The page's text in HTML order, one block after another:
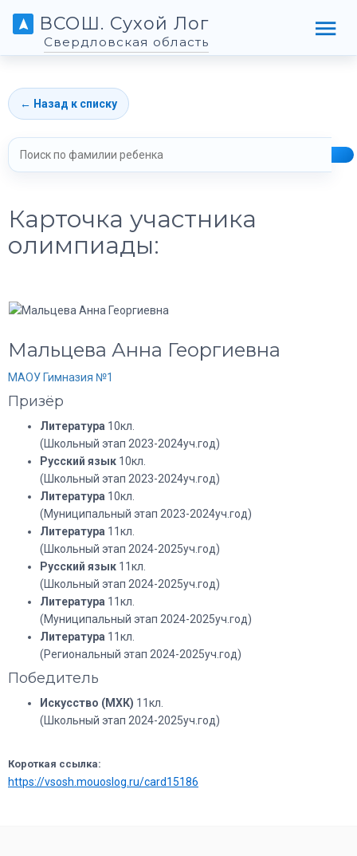
ВСОШ. Сухой Лог
Свердловская область
← Назад к списку
Карточка участника
олимпиады:
Мальцева Анна Георгиевна
МАОУ Гимназия №1
Призёр
Литература 10кл.
(Школьный этап 2023-2024уч.год)
Русский язык 10кл.
(Школьный этап 2023-2024уч.год)
Литература 10кл.
(Муниципальный этап 2023-2024уч.год)
Литература 11кл.
(Школьный этап 2024-2025уч.год)
Русский язык 11кл.
(Школьный этап 2024-2025уч.год)
Литература 11кл.
(Муниципальный этап 2024-2025уч.год)
Литература 11кл.
(Региональный этап 2024-2025уч.год)
Победитель
Искусство (МХК) 11кл.
(Школьный этап 2024-2025уч.год)
Короткая ссылка:
https://vsosh.mouoslog.ru/card15186